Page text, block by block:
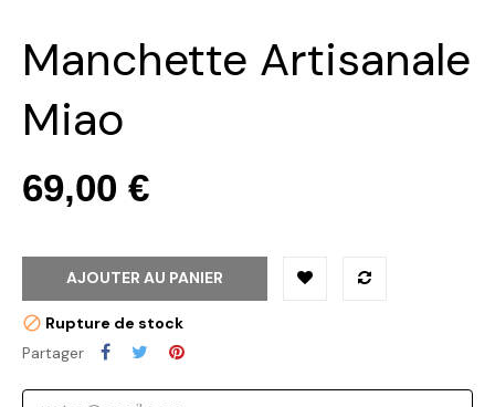
Manchette Artisanale
Miao
69,00 €
AJOUTER AU PANIER
Rupture de stock
Partager